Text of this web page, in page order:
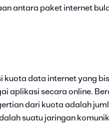
antara paket internet
kuota data internet yang
aplikasi secara online.
dari kuota adalah
suatu jaringan